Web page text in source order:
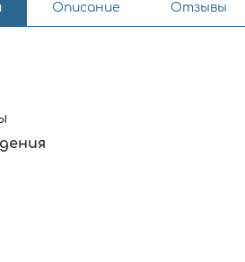
Описание Отзывы